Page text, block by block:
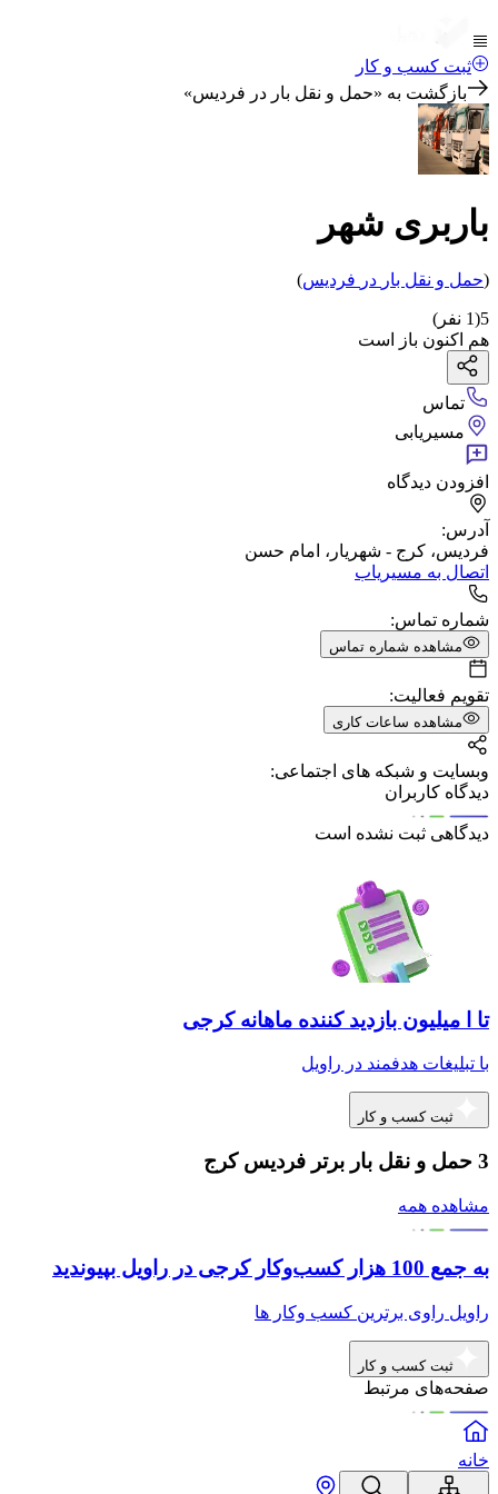
ثبت کسب و کار
بازگشت به «حمل و نقل بار در فردیس»
باربری شهر
(حمل و نقل بار در فردیس)
5
(
1 نفر)
هم اکنون باز است
تماس
مسیریابی
افزودن دیدگاه
آدرس:
فردیس، کرج - شهریار، امام حسن
اتصال به مسیریاب
شماره تماس:
مشاهده شماره تماس
تقویم فعالیت:
مشاهده ساعات کاری
وبسایت و شبکه های اجتماعی:
دیدگاه کاربران
دیدگاهی ثبت نشده است
تا ا میلیون بازدید کننده ماهانه کرجی
با تبلیغات هدفمند در راویل
ثبت کسب و کار
3 حمل و نقل بار برتر فردیس کرج
مشاهده همه
به جمع 100 هزار کسب‌وکار کرجی در راویل بپیوندید
راویل راوی برترین کسب وکار ها
ثبت کسب و کار
صفحه‌های مرتبط
خانه